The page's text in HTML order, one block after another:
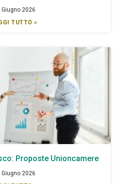
Giugno 2026
TUTTO »
Proposte Unioncamere
Giugno 2026